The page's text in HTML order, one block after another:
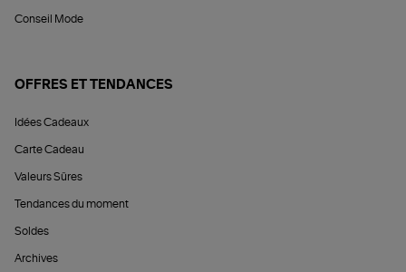
Conseil Mode
OFFRES ET TENDANCES
Idées Cadeaux
Carte Cadeau
Valeurs Sûres
Tendances du moment
Soldes
Archives